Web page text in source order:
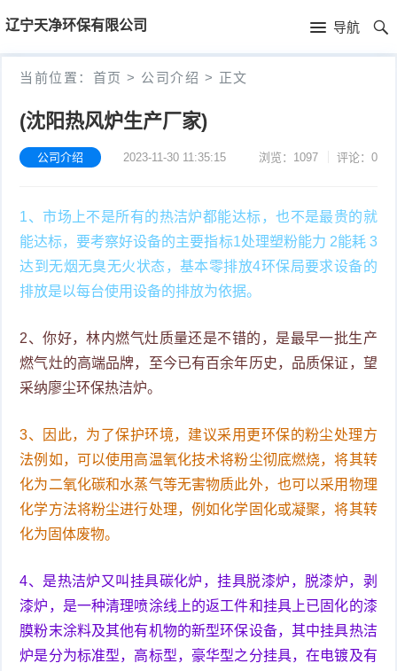
辽宁天净环保有限公司 导航
首
页
首
当前位置： 首页 > 公司介绍 > 正文
(沈阳热风炉生产厂家)
公司介绍 2023-11-30 11:35:15 浏览：1097 评论：0
1、市场上不是所有的热洁炉都能达标，也不是最贵的就
能达标，要考察好设备的主要指标1处理塑粉能力 2能耗 3
达到无烟无臭无火状态，基本零排放4环保局要求设备的
排放是以每台使用设备的排放为依据。
2、你好，林内燃气灶质量还是不错的，是最早一批生产
燃气灶的高端品牌，至今已有百余年历史，品质保证，望
采纳廖尘环保热洁炉。
3、因此，为了保护环境，建议采用更环保的粉尘处理方
法例如，可以使用高温氧化技术将粉尘彻底燃烧，将其转
化为二氧化碳和水蒸气等无害物质此外，也可以采用物理
化学方法将粉尘进行处理，例如化学固化或凝聚，将其转
化为固体废物。
4、是热洁炉又叫挂具碳化炉，挂具脱漆炉，脱漆炉，剥
漆炉，是一种清理喷涂线上的返工件和挂具上已固化的漆
膜粉末涂料及其他有机物的新型环保设备，其中挂具热洁
炉是分为标准型，高标型，豪华型之分挂具，在电镀及有